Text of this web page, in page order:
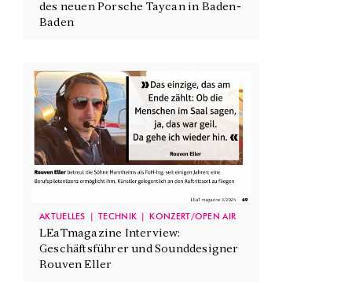
des neuen Porsche Taycan in Baden-
Baden
AKTUELLES TECHNIK KONZERT/OPEN AIR
LEaTmagazine Interview:
Geschäftsführer und Sounddesigner
Rouven Eller